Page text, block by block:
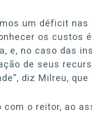
um déficit
os custos
e, no caso das
de seus
diz Milreu,
com o reitor, ao